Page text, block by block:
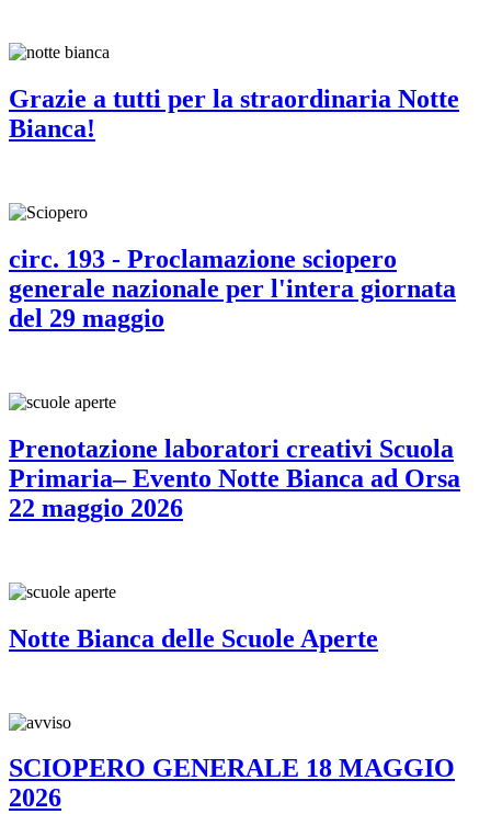
Grazie a tutti per la straordinaria Notte
Bianca!
circ. 193 - Proclamazione sciopero
generale nazionale per l'intera giornata
del 29 maggio
Prenotazione laboratori creativi Scuola
Primaria– Evento Notte Bianca ad Orsa
22 maggio 2026
Notte Bianca delle Scuole Aperte
SCIOPERO GENERALE 18 MAGGIO
2026